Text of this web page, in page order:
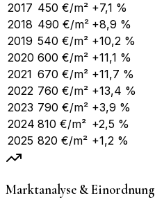
2017 450 €/m² +7,1 %
2018 490 €/m² +8,9 %
2019 540 €/m² +10,2 %
2020 600 €/m² +11,1 %
2021 670 €/m² +11,7 %
2022 760 €/m² +13,4 %
2023 790 €/m² +3,9 %
2024 810 €/m² +2,5 %
2025 820 €/m² +1,2 %
Marktanalyse & Einordnung